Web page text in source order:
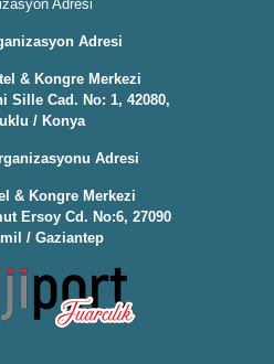
Adresi
Adresi
& Kongre Merkezi
Sille Cad. No: 1, 42080,
/ Konya
Adresi
& Kongre Merkezi
Ersoy Cd. No:6, 27090
/ Gaziantep